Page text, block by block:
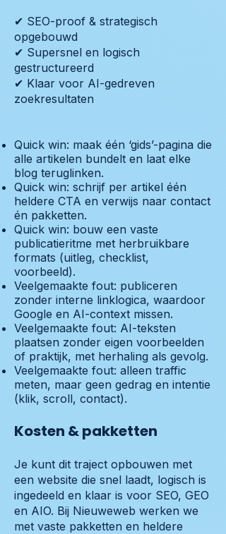
✔ SEO-proof & strategisch
opgebouwd
✔ Supersnel en logisch
gestructureerd
✔ Klaar voor AI-gedreven
zoekresultaten
Quick win: maak één ‘gids’-pagina die
alle artikelen bundelt en laat elke
blog teruglinken.
Quick win: schrijf per artikel één
heldere CTA en verwijs naar contact
én pakketten.
Quick win: bouw een vaste
publicatieritme met herbruikbare
formats (uitleg, checklist,
voorbeeld).
Veelgemaakte fout: publiceren
zonder interne linklogica, waardoor
Google en AI-context missen.
Veelgemaakte fout: AI-teksten
plaatsen zonder eigen voorbeelden
of praktijk, met herhaling als gevolg.
Veelgemaakte fout: alleen traffic
meten, maar geen gedrag en intentie
(klik, scroll, contact).
Kosten & pakketten
Je kunt dit traject opbouwen met
een website die snel laadt, logisch is
ingedeeld en klaar is voor SEO, GEO
en AIO. Bij Nieuweweb werken we
met vaste pakketten en heldere